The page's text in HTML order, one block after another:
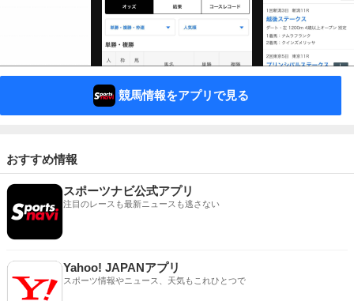
競馬情報をアプリで見る
おすすめ情報
スポーツナビ公式アプリ
注目のレースも最新ニュースも逃さない
Yahoo! JAPANアプリ
スポーツ情報やニュース、天気もこれひとつで